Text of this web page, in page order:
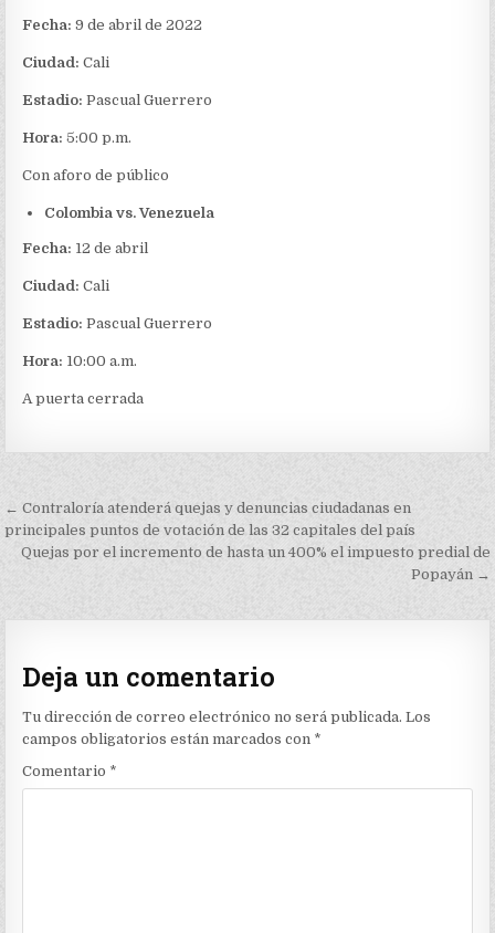
Fecha: 9 de abril de 2022
Ciudad: Cali
Estadio: Pascual Guerrero
Hora: 5:00 p.m.
Con aforo de público
Colombia vs. Venezuela
Fecha: 12 de abril
Ciudad: Cali
Estadio: Pascual Guerrero
Hora: 10:00 a.m.
A puerta cerrada
Navegación
de
entradas
← Contraloría atenderá quejas y denuncias ciudadanas en
principales puntos de votación de las 32 capitales del país
Quejas por el incremento de hasta un 400% el impuesto predial de
Popayán →
Deja un comentario
Tu dirección de correo electrónico no será publicada. Los
campos obligatorios están marcados con *
Comentario *